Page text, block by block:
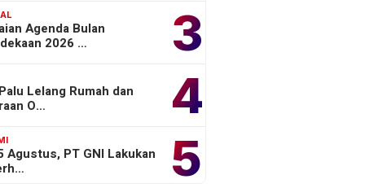
3
Agenda Bulan
2026 …
4
Lelang Rumah dan
O…
5
Agustus, PT GNI Lakukan